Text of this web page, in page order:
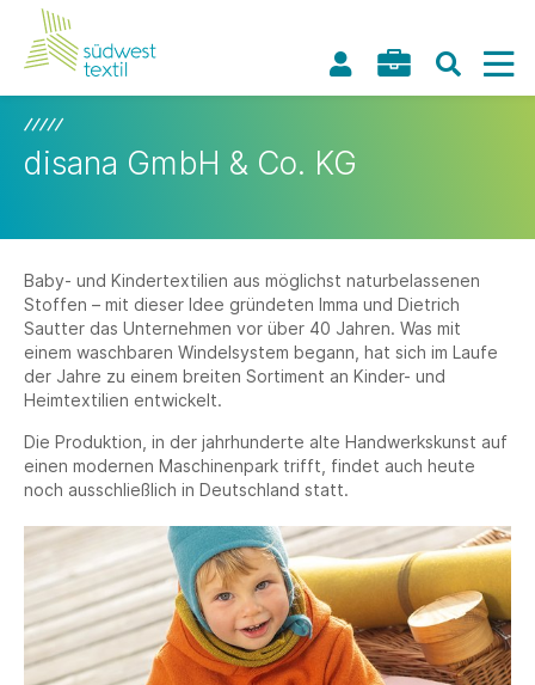
disana GmbH & Co. KG
Baby- und Kindertextilien aus möglichst naturbelassenen
Stoffen – mit dieser Idee gründeten Imma und Dietrich
Sautter das Unternehmen vor über 40 Jahren. Was mit
einem waschbaren Windelsystem begann, hat sich im Laufe
der Jahre zu einem breiten Sortiment an Kinder- und
Heimtextilien entwickelt.
Die Produktion, in der jahrhunderte alte Handwerkskunst auf
einen modernen Maschinenpark trifft, findet auch heute
noch ausschließlich in Deutschland statt.